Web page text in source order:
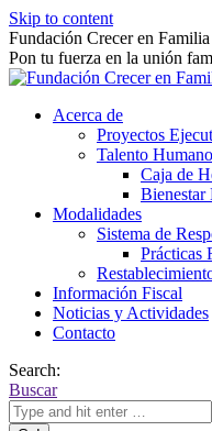
Skip to content
Fundación Crecer en Familia
Pon tu fuerza en la unión
Acerca de
Proyectos
Talento Humano
Caja de
Bienestar
Modalidades
Sistema de
Prácticas
Información Fiscal
Noticias y Actividades
Contacto
Search:
Buscar